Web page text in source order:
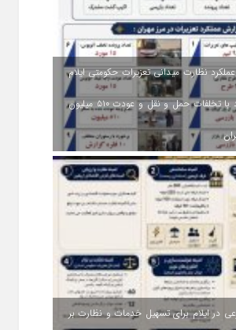
نظارت میدانی تعزیرات حکومتی ایلام
در اربعین | برخورد با تخلفات حمل‌ و نقل و عودت ۵۱۰ میلیون
کمیته فرعی در ایلام برای تسهیل خدمات و نظارت بر